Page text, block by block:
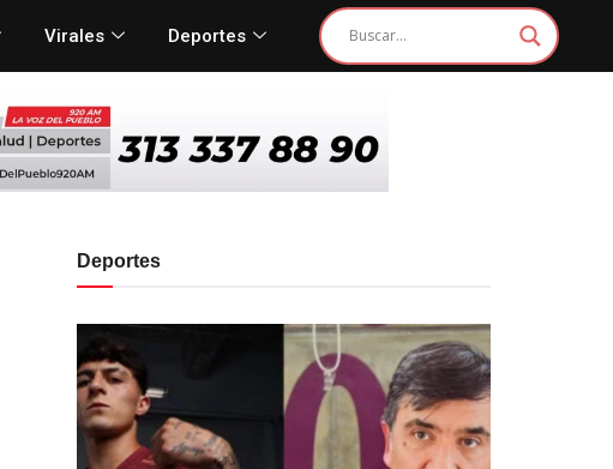
Virales Deportes
Deportes